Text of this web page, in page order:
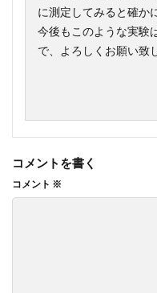
に測定してみると確か
今後もこのような実験
で、よろしくお願い致
コメントを書く
コメント ※